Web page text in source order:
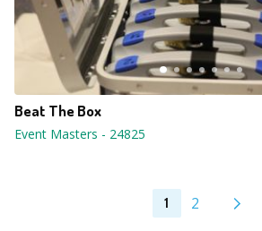
Beat The Box
Event Masters - 24825
1 2